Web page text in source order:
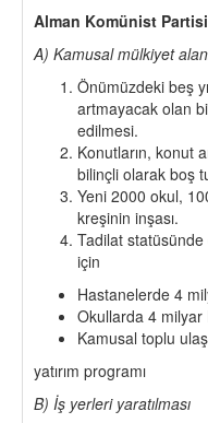
Alman Komünist
A) Kamusal mülkiyet
Önümüzdeki beş
artmayacak olan
edilmesi.
Konutların, konut
bilinçli olarak boş
Yeni 2000 okul,
kreşinin inşası.
Tadilat statüsünde
için
Hastanelerde 4
Okullarda 4 milyar
Kamusal toplu
yatırım programı
B) İş yerleri yaratılması